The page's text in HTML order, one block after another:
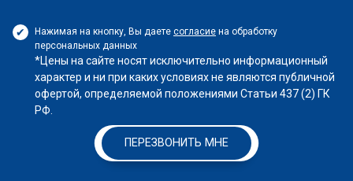
Нажимая на кнопку, Вы даете согласие на обработку
персональных данных
*Цены на сайте носят исключительно информационный
характер и ни при каких условиях не являются публичной
офертой, определяемой положениями Статьи 437 (2) ГК
РФ.
ПЕРЕЗВОНИТЬ МНЕ